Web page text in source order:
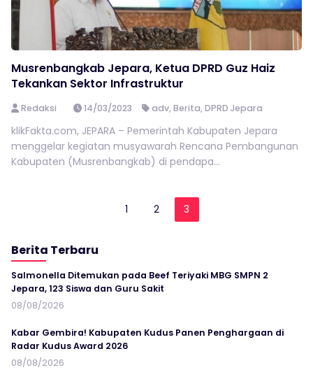
Musrenbangkab Jepara, Ketua DPRD Guz Haiz
Tekankan Sektor Infrastruktur
Redaksi 14/03/2023 adv,Berita,DPRD Jepara
klikFakta.com, JEPARA – Pemerintah Kabupaten Jepara
menggelar kegiatan musyawarah Rencana Pembangunan
Kabupaten (Musrenbangkab) di pendapa...
1 2 3
Berita Terbaru
Salmonella Ditemukan pada Beef Teriyaki MBG SMPN 2
Jepara, 123 Siswa dan Guru Sakit
08/08/2026
Kabar Gembira! Kabupaten Kudus Panen Penghargaan di
Radar Kudus Award 2026
08/08/2026